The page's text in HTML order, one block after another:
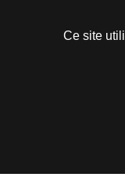
Ce site